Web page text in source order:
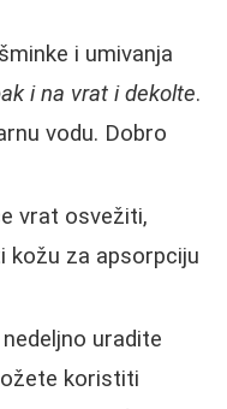
i umivanja
i na vrat i dekolte.
vodu. Dobro
vrat osvežiti,
kožu za apsorpciju
uradite
koristiti